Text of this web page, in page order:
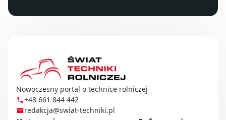
Nowoczesny portal o technice rolniczej
+48 661 844 442
redakcja@swiat-techniki.pl